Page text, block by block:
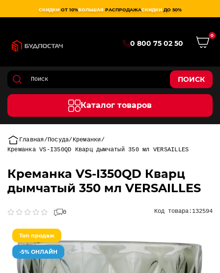
СКИДКИ ОТ 10%БОЛЬШАЯ РАСПРОДАЖАСКИДКИ ДО 50%
0 800 75 02 50
0
ПОИСК
Каталог товаров
Главная Посуда
Креманки
Креманка VS-I350QD Кварц дымчатый 350 мл VERSAILLES
Креманка VS-I350QD Кварц
дымчатый 350 мл VERSAILLES
0 Код товара:132594
Топ продаж
-5% ОНЛАЙН